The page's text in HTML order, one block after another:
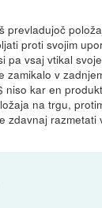
prevladujoč
proti svojim
pa vsaj vtikal
zamikalo v
niso kar en
na trgu,
zdavnaj razmetati